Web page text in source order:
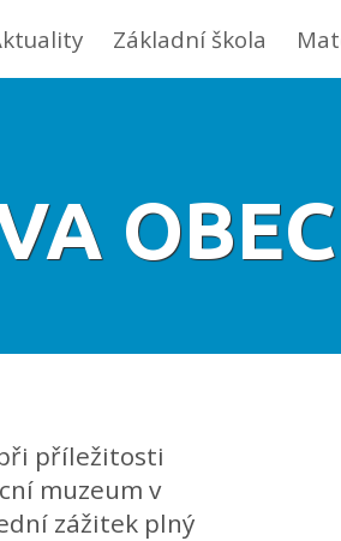
Základní škola
příležitosti
muzeum v
zážitek plný